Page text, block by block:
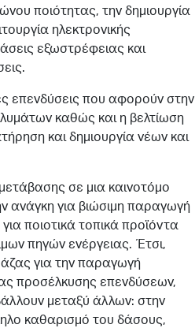
ποιότητας, την δημιουργία
ηλεκτρονικής
εξωστρέφειας και
επενδύσεις που αφορούν στην
καθώς και η βελτίωση
και δημιουργία νέων και
σε μια καινοτόμο
ανάγκη για βιώσιμη παραγωγή
ποιοτικά τοπικά προϊόντα
πηγών ενέργειας. Έτσι,
για την παραγωγή
προσέλκυσης επενδύσεων,
μεταξύ άλλων: στην
καθαρισμό του δάσους,